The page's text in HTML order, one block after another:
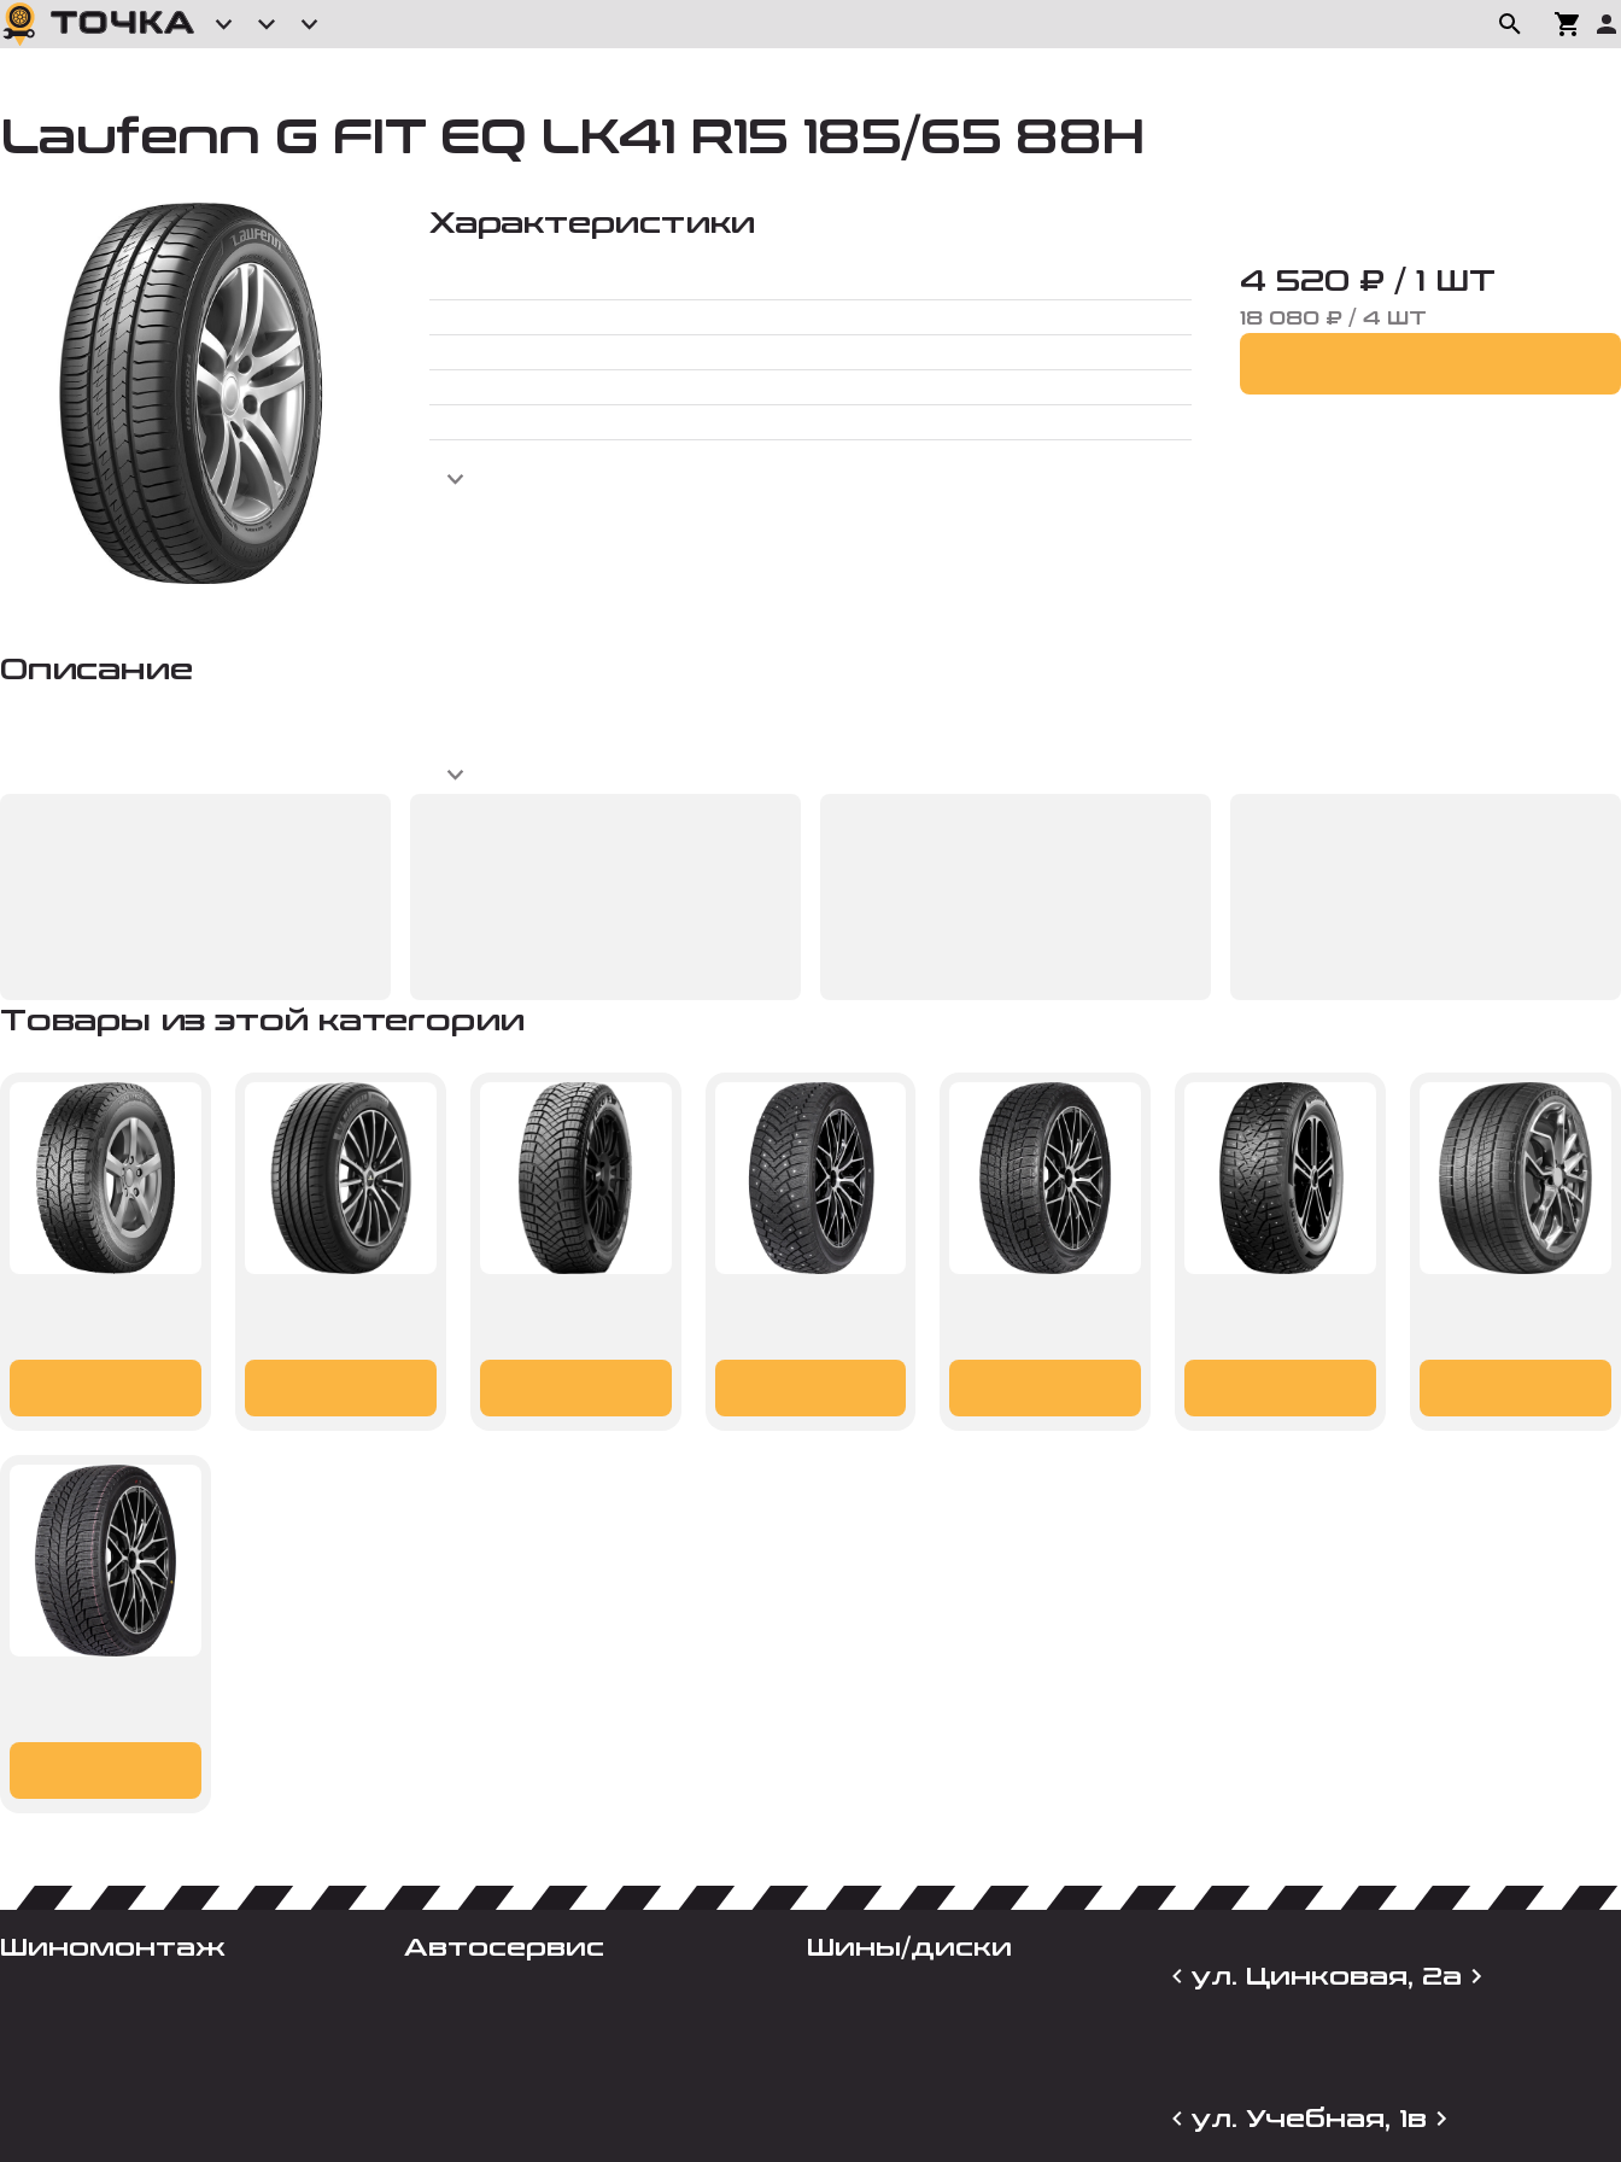
Laufenn G FIT EQ LK41 R15 185/65 88H
Характеристики
4 520 ₽ / 1 ШТ
18 080 ₽ / 4 ШТ
Описание
Товары из этой категории
Шиномонтаж Автосервис
Шины/диски
ул. Цинковая, 2а
ул. Учебная, 1в